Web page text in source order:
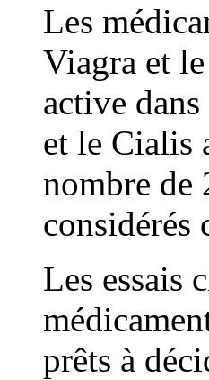
Les
Viagra et
active
et le Cialis
nombre de
considérés
Les essais
prêts à